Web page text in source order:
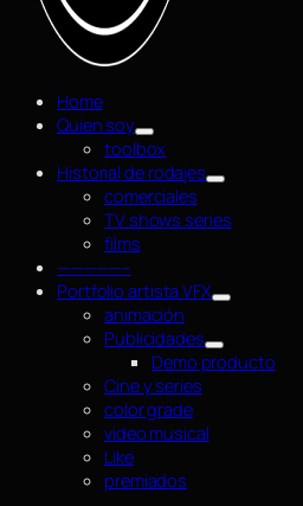
Home
Quien soy
toolbox
Historial de rodajes
comerciales
TV shows series
films
—————–
Portfolio artista VFX
animación
Publicidades
Demo producto
Cine y series
color grade
video musical
Like
premiados